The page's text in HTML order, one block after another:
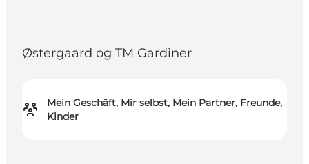
Østergaard og TM Gardiner
Mein Geschäft, Mir selbst, Mein Partner, Freunde,
Kinder